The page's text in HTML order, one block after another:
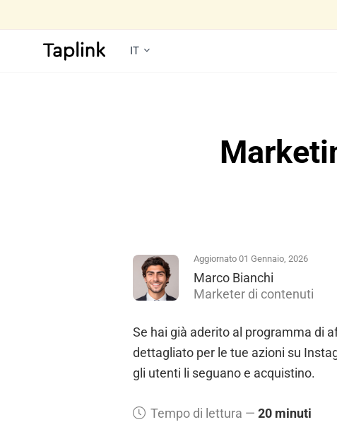
IT
Aggiornato 01 Gennaio, 2026
Marco Bianchi
Marketer di contenuti
Se hai già aderito al programma di
dettagliato per le tue azioni su
gli utenti li seguano e acquistino.
Tempo di lettura — 20 minuti